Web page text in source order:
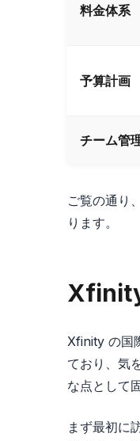
料金体系
予算計画
チーム管
ご覧の通り
ります。
Xfinity の国
ており、気
な点として
まず最初に